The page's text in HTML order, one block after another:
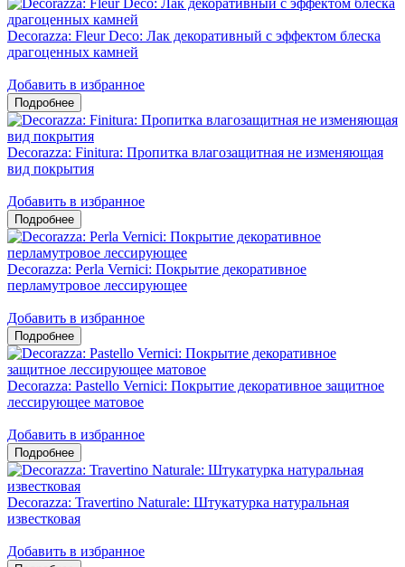
Decorazza: Fleur Deco: Лак декоративный с эффектом блеска
драгоценных камней
Добавить в избранное
Decorazza: Finitura: Пропитка влагозащитная не изменяющая
вид покрытия
Добавить в избранное
Decorazza: Perla Vernici: Покрытие декоративное
перламутровое лессирующее
Добавить в избранное
Decorazza: Pastello Vernici: Покрытие декоративное защитное
лессирующее матовое
Добавить в избранное
Decorazza: Travertino Naturale: Штукатурка натуральная
известковая
Добавить в избранное